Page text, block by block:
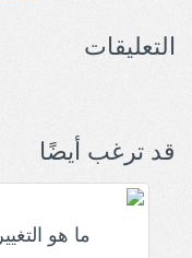
التعليقات
قد ترغب أيضًا
ما هو